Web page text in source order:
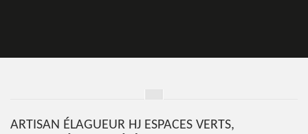
ARTISAN ÉLAGUEUR HJ ESPACES VERTS,